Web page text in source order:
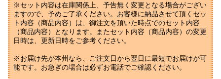
※セット内容は在庫関係上、予告無く変更となる場合がござい
ますので、予めご了承ください。お客様に納品させて頂くセッ
ト内容（商品内容）は、御注文を頂いた時点でのセット内容
（商品内容）となります。またセット内容（商品内容）の変更
日時は、更新日時をご参考ください。
※お届け先が本州なら、ご注文日から翌日に最短でお届けが可
能です。お急ぎの場合は必ずお電話でご確認ください。